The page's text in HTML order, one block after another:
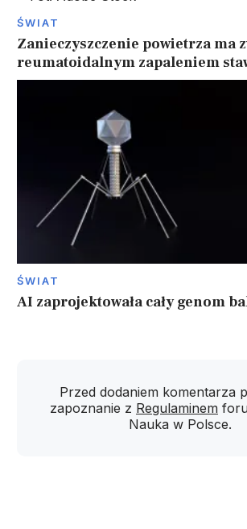
ŚWIAT
Zanieczyszczenie powietrza ma
reumatoidalnym zapaleniem
ŚWIAT
AI zaprojektowała cały genom
Przed dodaniem komentarza
zapoznanie z Regulaminem
Nauka w Polsce.